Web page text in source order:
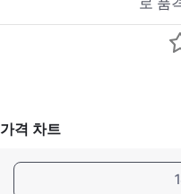
가격 차트